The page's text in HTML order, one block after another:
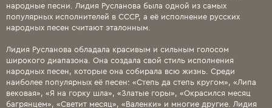
народные песни. Лидия Русланова была одной из самых
популярных исполнителей в СССР, а её исполнение русских
народных песен считают эталонным.
Лидия Русланова обладала красивым и сильным голосом
широкого диапазона. Она создала свой стиль исполнения
народных песен, которые она собирала всю жизнь. Среди
наиболее популярных её песен: «Степь да степь кругом», «Липа
вековая», «Я на горку шла», «Златые горы», «Окрасился месяц
багрянцем», «Светит месяц», «Валенки» и многие другие. Лидия